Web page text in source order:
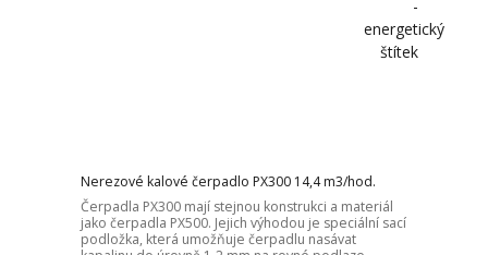
Nerezové kalové čerpadlo PX300 14,4 m3/hod.
Čerpadla PX300 mají stejnou konstrukci a materiál
jako čerpadla PX500. Jejich výhodou je speciální sací
podložka, která umožňuje čerpadlu nasávat